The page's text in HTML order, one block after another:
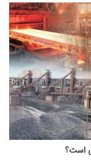
است؟